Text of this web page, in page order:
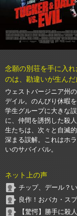
念願の別荘を手に入
のは、勘違いが生んだ
ウェストバージニア州
デイル。のんびり休暇
学生グループに大きな
に、仲間を誘拐した殺
生たちは、次々と自滅
深まる誤解。これはホ
いのサバイバル。
ネット上の声
チップ、デール？
良作！おバカ・ス
【驚愕】勝手に殺